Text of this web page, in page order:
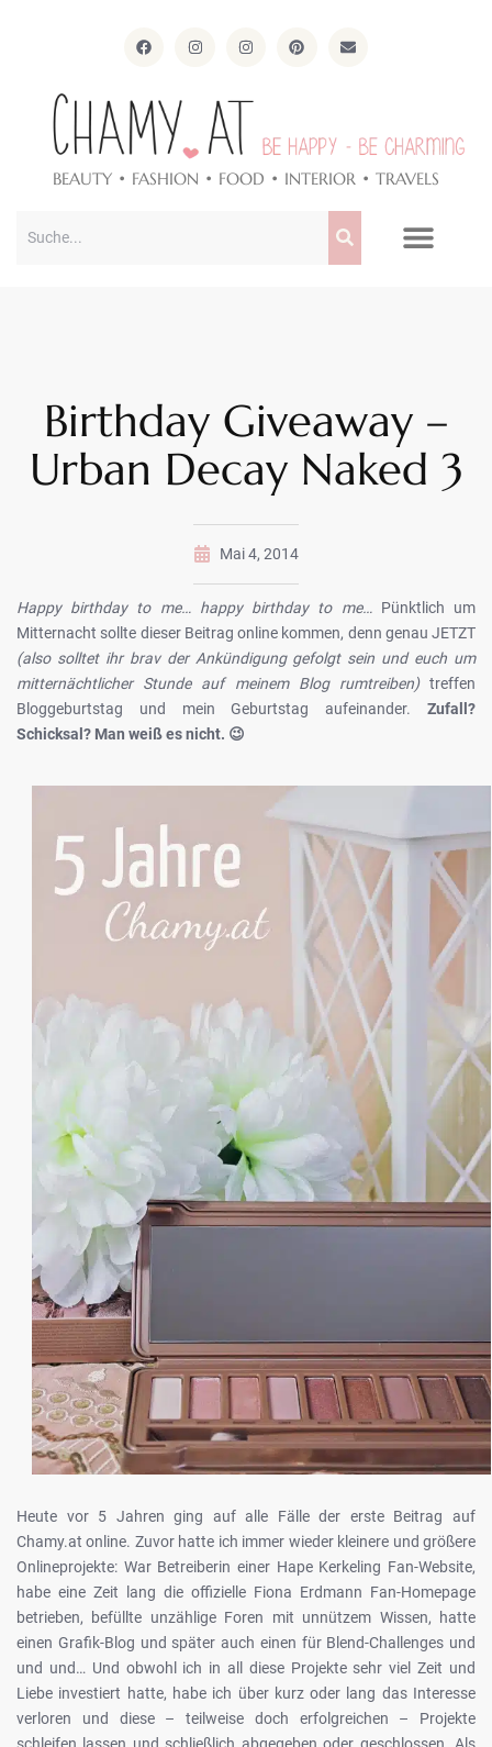
BEAUTY • FASHION • FOOD • INTERIOR • TRAVELS
Birthday Giveaway –
Urban Decay Naked 3
Mai 4, 2014
Happy birthday to me… happy birthday to me…Pünktlich um
Mitternacht sollte dieser Beitrag online kommen, denn genau JETZT
(also solltet ihr brav der Ankündigung gefolgt sein und euch um
mitternächtlicher Stunde auf meinem Blog rumtreiben) treffen
Bloggeburtstag und mein Geburtstag aufeinander. Zufall?
Schicksal? Man weiß es nicht. 😉
Heute vor 5 Jahren ging auf alle Fälle der erste Beitrag auf
Chamy.at online. Zuvor hatte ich immer wieder kleinere und größere
Onlineprojekte: War Betreiberin einer Hape Kerkeling Fan-Website,
habe eine Zeit lang die offizielle Fiona Erdmann Fan-Homepage
betrieben, befüllte unzählige Foren mit unnützem Wissen, hatte
einen Grafik-Blog und später auch einen für Blend-Challenges und
und und… Und obwohl ich in all diese Projekte sehr viel Zeit und
Liebe investiert hatte, habe ich über kurz oder lang das Interesse
verloren und diese – teilweise doch erfolgreichen – Projekte